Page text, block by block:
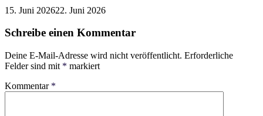
15. Juni 202622. Juni 2026
Schreibe einen Kommentar
Deine E-Mail-Adresse wird nicht veröffentlicht. Erforderliche
Felder sind mit * markiert
Kommentar *